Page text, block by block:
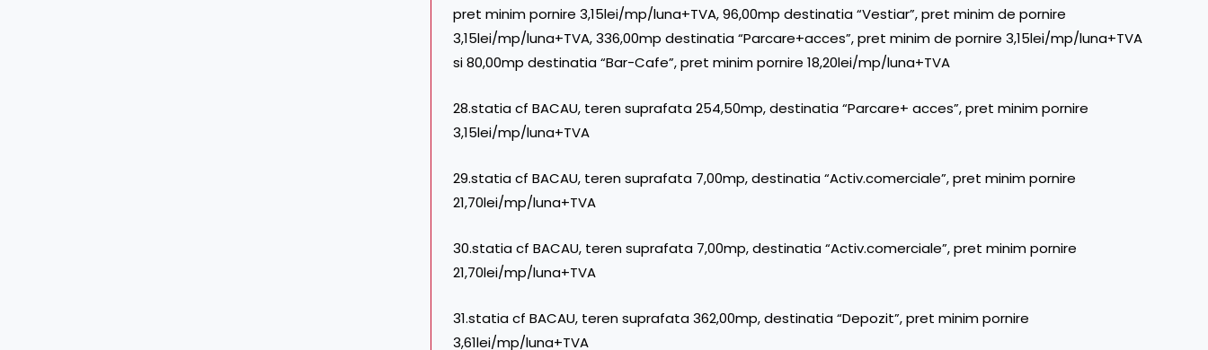
pret minim pornire 3,15lei/mp/luna+TVA, 96,00mp destinatia “Vestiar”, pret minim de pornire
3,15lei/mp/luna+TVA, 336,00mp destinatia “Parcare+acces”, pret minim de pornire 3,15lei/mp/luna+TVA
si 80,00mp destinatia “Bar-Cafe”, pret minim pornire 18,20lei/mp/luna+TVA
28.statia cf BACAU, teren suprafata 254,50mp, destinatia “Parcare+ acces”, pret minim pornire
3,15lei/mp/luna+TVA
29.statia cf BACAU, teren suprafata 7,00mp, destinatia “Activ.comerciale”, pret minim pornire
21,70lei/mp/luna+TVA
30.statia cf BACAU, teren suprafata 7,00mp, destinatia “Activ.comerciale”, pret minim pornire
21,70lei/mp/luna+TVA
31.statia cf BACAU, teren suprafata 362,00mp, destinatia “Depozit”, pret minim pornire
3,61lei/mp/luna+TVA